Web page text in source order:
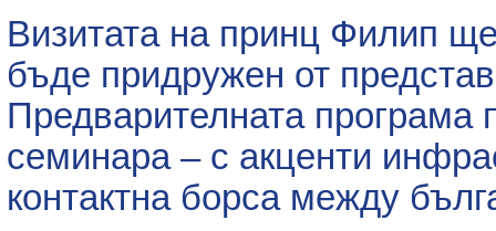
Визитата на принц Филип
бъде придружен от
Предварителната
семинара – с акценти
контактна борса между